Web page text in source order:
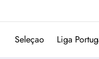
Seleçao Liga